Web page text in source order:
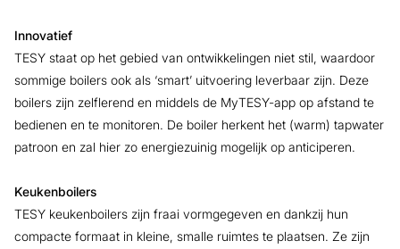
Innovatief
TESY staat op het gebied van ontwikkelingen niet stil, waardoor
sommige boilers ook als ‘smart’ uitvoering leverbaar zijn. Deze
boilers zijn zelflerend en middels de MyTESY-app op afstand te
bedienen en te monitoren. De boiler herkent het (warm) tapwater
patroon en zal hier zo energiezuinig mogelijk op anticiperen.
Keukenboilers
TESY keukenboilers zijn fraai vormgegeven en dankzij hun
compacte formaat in kleine, smalle ruimtes te plaatsen. Ze zijn